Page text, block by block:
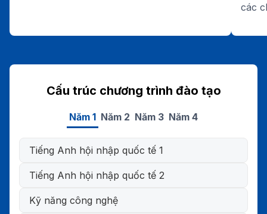
các
Cấu trúc chương trình đào tạo
Năm 1 Năm 2 Năm 3 Năm 4
Tiếng Anh hội nhập quốc tế 1
Tiếng Anh hội nhập quốc tế 2
Kỹ năng công nghệ